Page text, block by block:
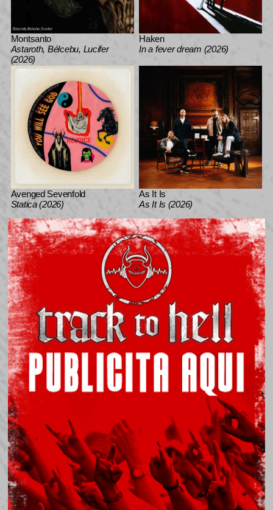
Montsanto
Astaroth, Bélcebu, Lucifer
(2026)
Haken
In a fever dream (2026)
Avenged Sevenfold
Statica (2026)
As It Is
As It Is (2026)